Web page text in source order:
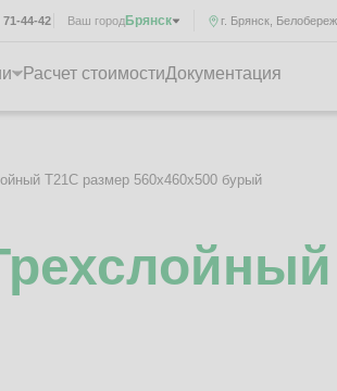
г. Брянск,
Ваш городБрянск
71-44-42
Расчет стоимостиДокументация
Т21C размер 560x460x500 бурый